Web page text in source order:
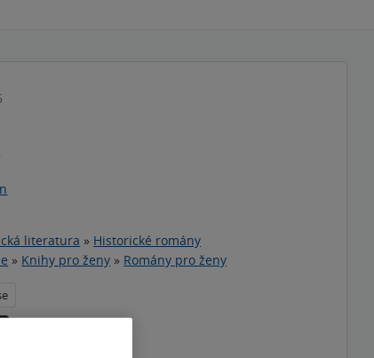
literatura » Historické romány
» Knihy pro ženy » Romány pro ženy